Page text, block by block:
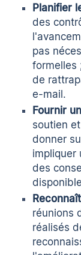
Planifier
des
pas
formelles
de
e-mail.
Fournir
soutien
donner
impliquer
des
réunions
réalisés